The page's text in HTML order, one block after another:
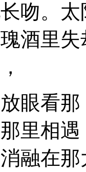
吻。
酒里
眼看
里相
融在